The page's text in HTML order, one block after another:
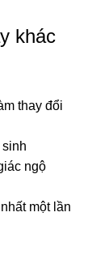
khác
thay đổi
ngộ
một lần